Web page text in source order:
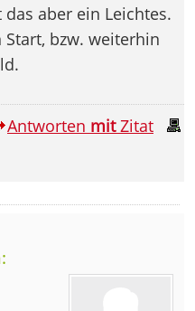
aber ein Leichtes.
bzw. weiterhin
Antworten mitZitat